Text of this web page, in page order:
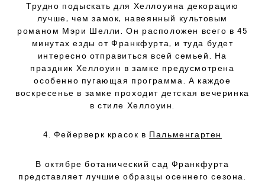
Трудно подыскать для Хеллоуина декорацию
лучше, чем замок, навеянный культовым
романом Мэри Шелли. Он расположен всего в 45
минутах езды от Франкфурта, и туда будет
интересно отправиться всей семьей. На
праздник Хеллоуин в замке предусмотрена
особенно пугающая программа. А каждое
воскресенье в замке проходит детская вечеринка
в стиле Хеллоуин.
4. Фейерверк красок в Пальменгартен
В октябре ботанический сад Франкфурта
представляет лучшие образцы осеннего сезона.